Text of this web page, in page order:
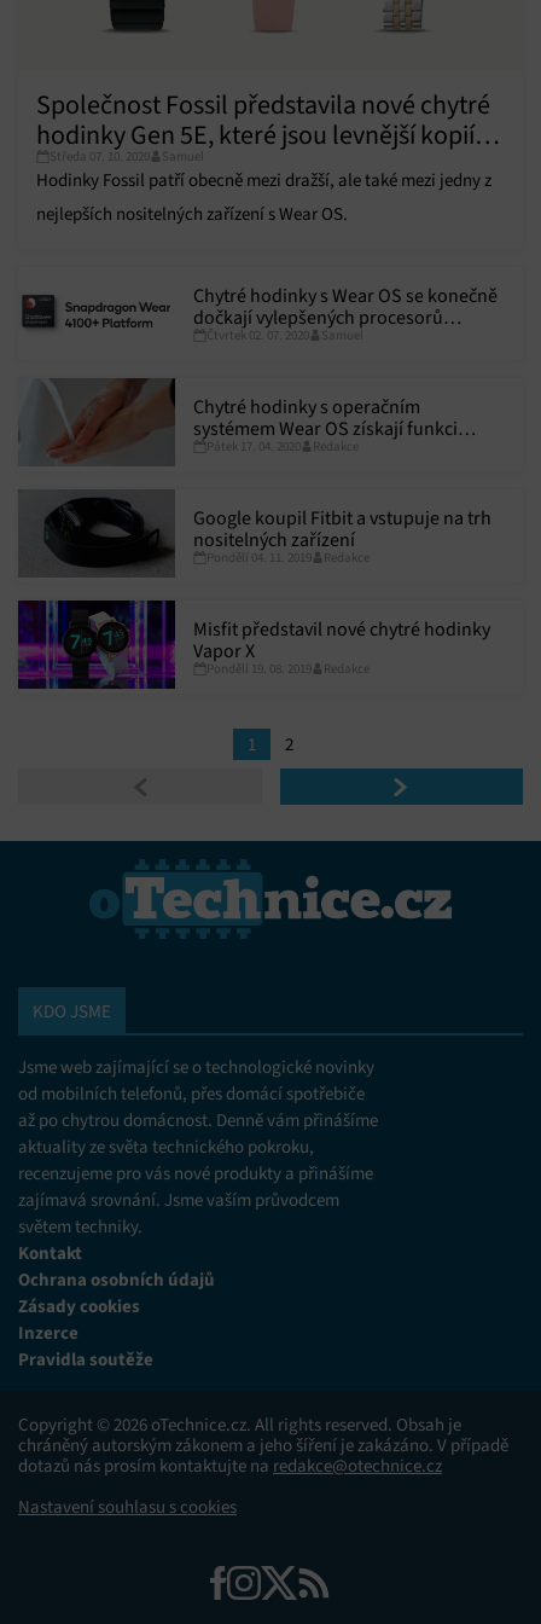
Společnost Fossil představila nové chytré
hodinky Gen 5E, které jsou levnější kopií
řady Gen 5
Středa 07. 10. 2020 Samuel
Hodinky Fossil patří obecně mezi dražší, ale také mezi jedny z
nejlepších nositelných zařízení s Wear OS.
Chytré hodinky s Wear OS se konečně
dočkají vylepšených procesorů
Snapdragon Wear 4100 a Wear 4100+
Čtvrtek 02. 07. 2020 Samuel
Chytré hodinky s operačním
systémem Wear OS získají funkci
upozornění na čas mytí rukou
Pátek 17. 04. 2020 Redakce
Google koupil Fitbit a vstupuje na trh
nositelných zařízení
Pondělí 04. 11. 2019 Redakce
Misfit představil nové chytré hodinky
Vapor X
Pondělí 19. 08. 2019 Redakce
1 2
KDO JSME
Jsme web zajímající se o technologické novinky
od mobilních telefonů, přes domácí spotřebiče
až po chytrou domácnost. Denně vám přinášíme
aktuality ze světa technického pokroku,
recenzujeme pro vás nové produkty a přinášíme
zajímavá srovnání. Jsme vaším průvodcem
světem techniky.
Kontakt
Ochrana osobních údajů
Zásady cookies
Inzerce
Pravidla soutěže
Copyright © 2026 oTechnice.cz. All rights reserved. Obsah je
chráněný autorským zákonem a jeho šíření je zakázáno. V případě
dotazů nás prosím kontaktujte na redakce@otechnice.cz
Nastavení souhlasu s cookies